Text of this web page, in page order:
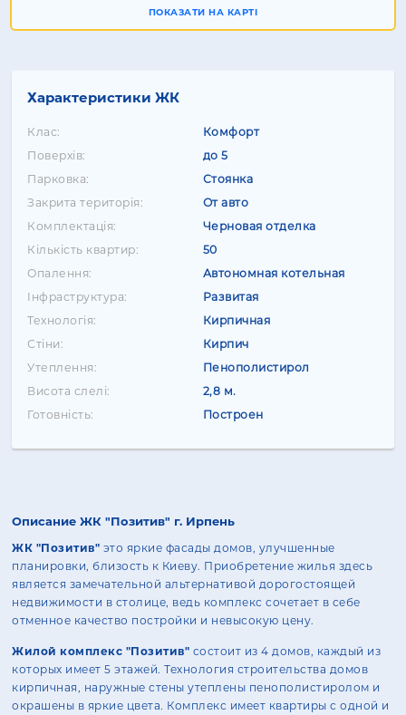
ПОКАЗАТИ НА КАРТІ
Характеристики ЖК
Клас:
Комфорт
Поверхів:
до 5
Парковка:
Стоянка
Закрита територія:
От авто
Комплектація:
Черновая отделка
Кількість квартир:
50
Опалення:
Автономная котельная
Інфраструктура:
Развитая
Технологія:
Кирпичная
Стіни:
Кирпич
Утеплення:
Пенополистирол
Висота слелі:
2,8 м.
Готовність:
Построен
Описание ЖК "Позитив" г. Ирпень
ЖК "Позитив" это яркие фасады домов, улучшенные
планировки, близость к Киеву. Приобретение жилья здесь
является замечательной альтернативой дорогостоящей
недвижимости в столице, ведь комплекс сочетает в себе
отменное качество постройки и невысокую цену.
Жилой комплекс "Позитив" состоит из 4 домов, каждый из
которых имеет 5 этажей. Технология строительства домов
кирпичная, наружные стены утеплены пенополистиролом и
окрашены в яркие цвета. Комплекс имеет квартиры с одной и